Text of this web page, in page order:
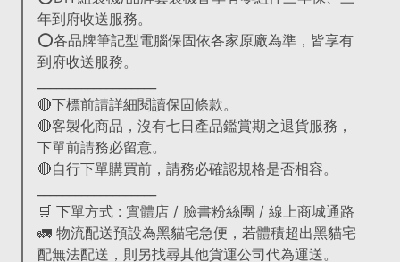
年到府收送服務。
⭕各品牌筆記型電腦保固依各家原廠為準，皆享有
到府收送服務。
🔴下標前請詳細閱讀保固條款。
🔴客製化商品，沒有七日產品鑑賞期之退貨服務，
下單前請務必留意。
🔴自行下單購買前，請務必確認規格是否相容。
🛒 下單方式 : 實體店 / 臉書粉絲團 / 線上商城通路
🚛 物流配送預設為黑貓宅急便，若體積超出黑貓宅
配無法配送，則另找尋其他貨運公司代為運送。